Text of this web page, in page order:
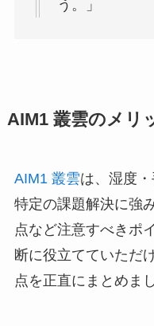
う。」
AIM1 叢雲のメリ
AIM1 叢雲は、湿度
特定の課題解決に強
点など注意すべきポ
断に役立てていただ
点を正直にまとめまし